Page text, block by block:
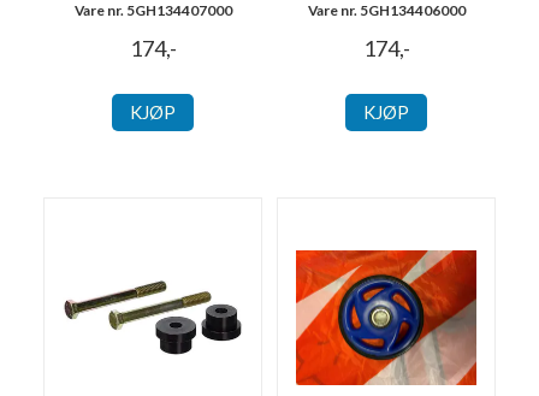
Vare nr. 5GH134407000
174,-
KJØP
Vare nr. 5GH134406000
174,-
KJØP